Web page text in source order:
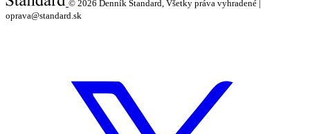
© 2026 Denník Štandard, Všetky práva vyhradené |
oprava@standard.sk